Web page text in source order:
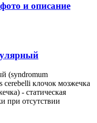
и описание
(syndromum
cerebelli клочок мозжечка
- статическая
при отсутствии